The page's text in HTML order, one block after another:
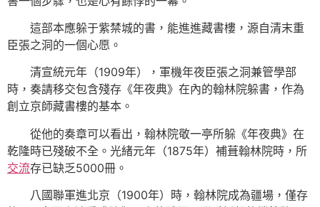
這部本應躲于紫禁城的書，能進進藏書樓，源自清末重
臣張之洞的一個心愿。
清宣統元年（1909年），軍機年夜臣張之洞兼管學部
時，奏請移交包含殘存《年夜典》在內的翰林院躲書，作為
創立京師藏書樓的基本。
從他的奏章可以看出，翰林院敬一亭所躲《年夜典》在
乾隆時已殘破不全。光緒元年（1875年）補葺翰林院時，所
交流存已缺乏5000冊。
八國聯軍進北京（1900年）時，翰林院成為疆場，僅存